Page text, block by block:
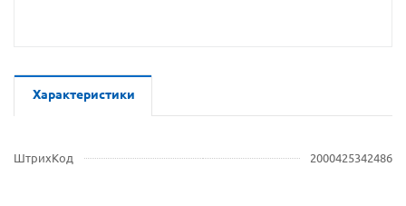
Характеристики
ШтрихКод 2000425342486